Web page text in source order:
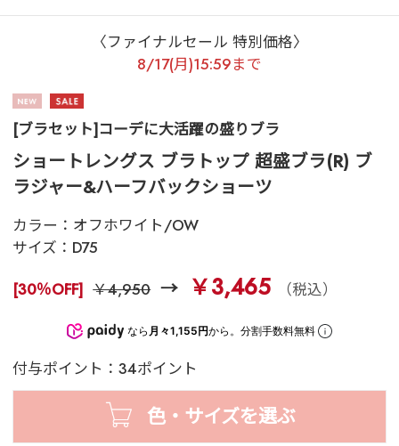
〈ファイナルセール 特別価格〉
8/17(月)15:59まで
[ブラセット]コーデに大活躍の盛りブラ
ショートレングス ブラトップ 超盛ブラ(R) ブ
ラジャー&ハーフバックショーツ
カラー： オフホワイト/OW
サイズ： D75
[30％OFF] ￥4,950 ￥3,465 （税込）
なら 月々1,155円から。分割手数料無料
付与ポイント：34ポイント
色・サイズを選ぶ